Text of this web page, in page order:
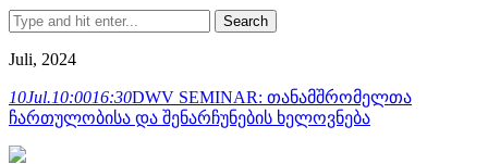
Search
Juli, 2024
10Jul.10:0016:30DWV SEMINAR: თანამშრომელთა
ჩართულობისა და შენარჩუნების ხელოვნება